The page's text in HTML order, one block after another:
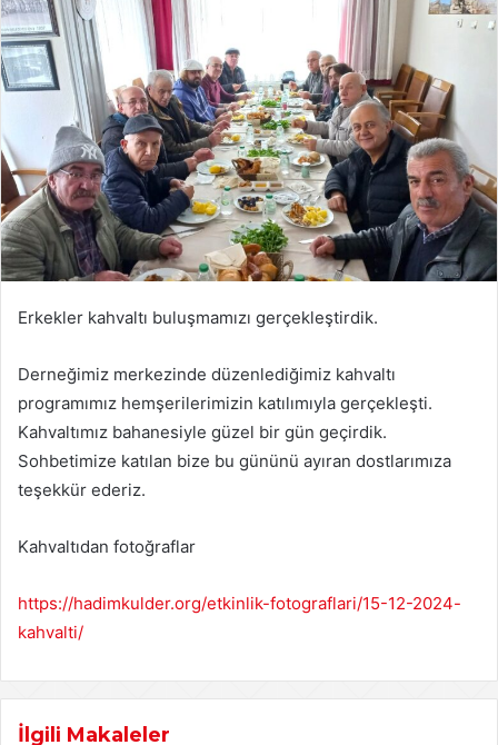
Erkekler kahvaltı buluşmamızı gerçekleştirdik.
Derneğimiz merkezinde düzenlediğimiz kahvaltı
programımız hemşerilerimizin katılımıyla gerçekleşti.
Kahvaltımız bahanesiyle güzel bir gün geçirdik.
Sohbetimize katılan bize bu gününü ayıran dostlarımıza
teşekkür ederiz.
Kahvaltıdan fotoğraflar
https://hadimkulder.org/etkinlik-fotograflari/15-12-2024-
kahvalti/
İlgili Makaleler